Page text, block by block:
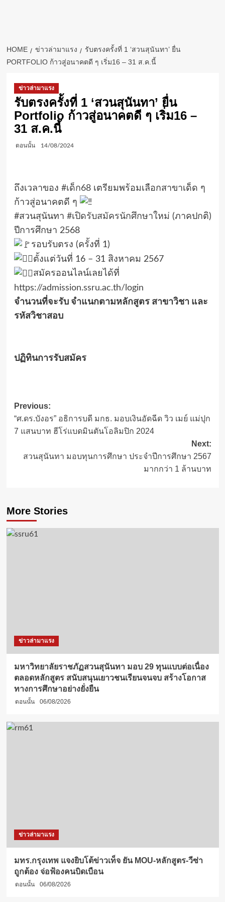
HOME ข่าวล่ามาแรง
รับตรงครั้งที่ 1 ‘สวนสุนันทา’ ยื่น
PORTFOLIO ก้าวสู่อนาคตดี ๆ เริ่ม16 – 31 ส.ค.นี้
ข่าวล่ามาแรง
รับตรงครั้งที่ 1 ‘สวนสุนันทา’ ยื่น
Portfolio ก้าวสู่อนาคตดี ๆ เริ่ม16 –
31 ส.ค.นี้
ตอนนั้น 14/08/2024
ถึงเวลาของ #เด็ก68เตรียมพร้อมเลือกสาขาเด็ด ๆ
ก้าวสู่อนาคตดี ๆ
#สวนสุนันทา #เปิดรับสมัครนักศึกษาใหม่ (ภาคปกติ)
ปีการศึกษา 2568
รอบรับตรง (ครั้งที่ 1)
ตั้งแต่วันที่ 16 – 31 สิงหาคม 2567
สมัครออนไลน์เลยได้ที่
https://admission.ssru.ac.th/login
จำนวนที่จะรับ จำแนกตามหลักสูตร สาขาวิชา และ
รหัสวิชาสอบ
ปฏิทินการรับสมัคร
Post
navigation
Previous:
“ศ.ดร.บังอร” อธิการบดี มกธ. มอบเงินอัดฉีด วิว เมย์ แม่ปุก
7 แสนบาท ฮีโร่แบดมินตันโอลิมปิก 2024
Next:
สวนสุนันทา มอบทุนการศึกษา ประจำปีการศึกษา 2567
มากกว่า 1 ล้านบาท
More Stories
ข่าวล่ามาแรง
มหาวิทยาลัยราชภัฏสวนสุนันทา มอบ 29 ทุนแบบต่อเนื่อง
ตลอดหลักสูตร สนับสนุนเยาวชนเรียนจนจบ สร้างโอกาส
ทางการศึกษาอย่างยั่งยืน
ตอนนั้น 06/08/2026
ข่าวล่ามาแรง
มทร.กรุงเทพ แจงยิบโต้ข่าวเท็จ ยัน MOU-หลักสูตร-วีซ่า
ถูกต้อง จ่อฟ้องคนบิดเบือน
ตอนนั้น 06/08/2026